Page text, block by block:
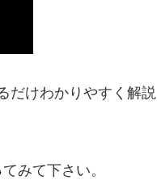
だけわかりやすく解説
みて下さい。